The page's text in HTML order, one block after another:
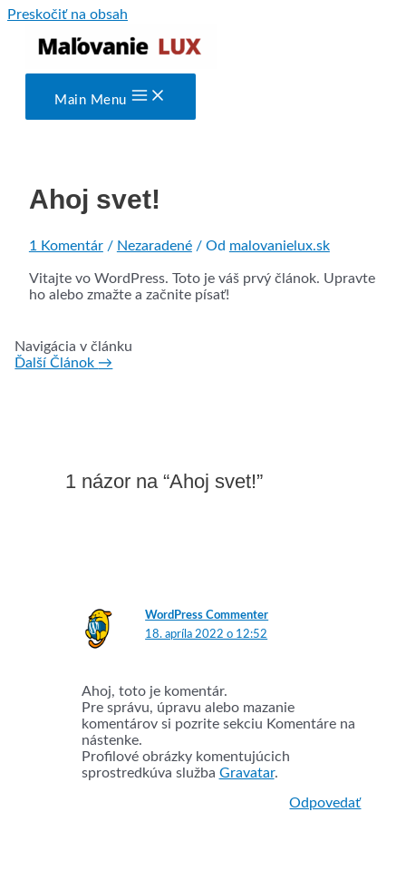
Preskočiť na obsah
Main Menu
Ahoj svet!
1 Komentár / Nezaradené/ Od malovanielux.sk
Vitajte vo WordPress. Toto je váš prvý článok. Upravte
ho alebo zmažte a začnite písať!
Navigácia v článku
Ďalší Článok →
1 názor na “Ahoj svet!”
WordPress Commenter
18. apríla 2022 o 12:52
Ahoj, toto je komentár.
Pre správu, úpravu alebo mazanie
komentárov si pozrite sekciu Komentáre na
nástenke.
Profilové obrázky komentujúcich
sprostredkúva služba Gravatar.
Odpovedať